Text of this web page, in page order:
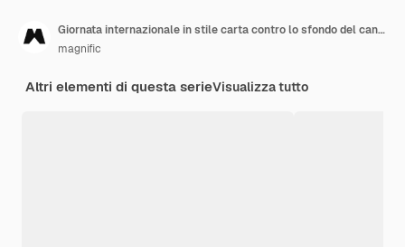
Giornata internazionale in stile carta contro lo sfondo del cancro al seno
magnific
Altri elementi di questa serieVisualizza tutto